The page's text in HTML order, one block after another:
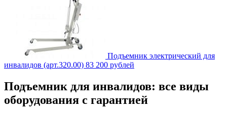
Подъемник электрический для
инвалидов (арт.320.00) 83 200 рублей
Подъемник для инвалидов: все виды
оборудования с гарантией